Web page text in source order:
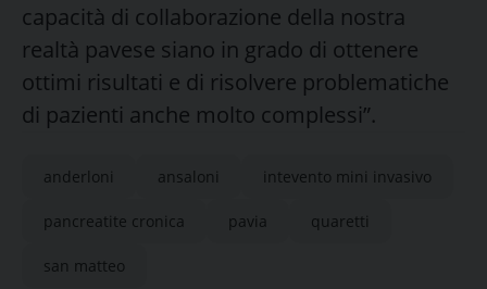
capacità di collaborazione della nostra
realtà pavese siano in grado di ottenere
ottimi risultati e di risolvere problematiche
di pazienti anche molto complessi”.
anderloni ansaloni intevento mini invasivo
pancreatite cronica pavia quaretti
san matteo